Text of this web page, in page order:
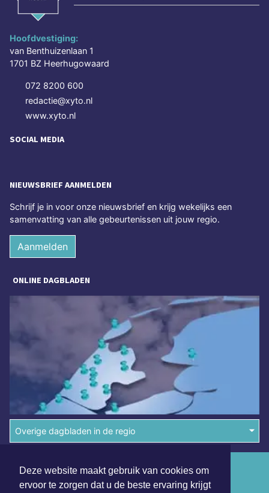
Deze website maakt gebruik van cookies om
ervoor te zorgen dat u de beste ervaring krijgt
Hoofdvestiging:
van Benthuizenlaan 1
1701 BZ Heerhugowaard
072 8200 600
redactie@xyto.nl
www.xyto.nl
SOCIAL MEDIA
NIEUWSBRIEF AANMELDEN
Schrijf je in voor onze nieuwsbrief en krijg wekelijks een
samenvatting van alle gebeurtenissen uit jouw regio.
Aanmelden
ONLINE DAGBLADEN
Overige dagbladen in de regio
Algemene voorwaarden
Disclaimer